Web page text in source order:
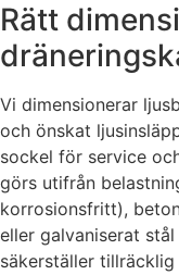
Rätt
Vi dimensionerar
och önskat
sockel för service
görs utifrån
korrosionsfritt),
eller galvaniserat
säkerställer